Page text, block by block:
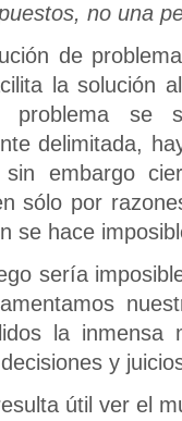
no una
de
la solución
problema se
delimitada,
embargo
sólo por
se hace
sería
la inmensa
y
útil ver el